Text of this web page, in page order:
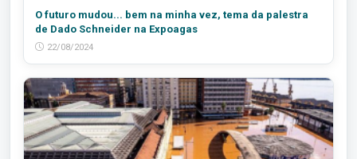
O futuro mudou... bem na minha vez, tema da palestra
de Dado Schneider na Expoagas
22/08/2024